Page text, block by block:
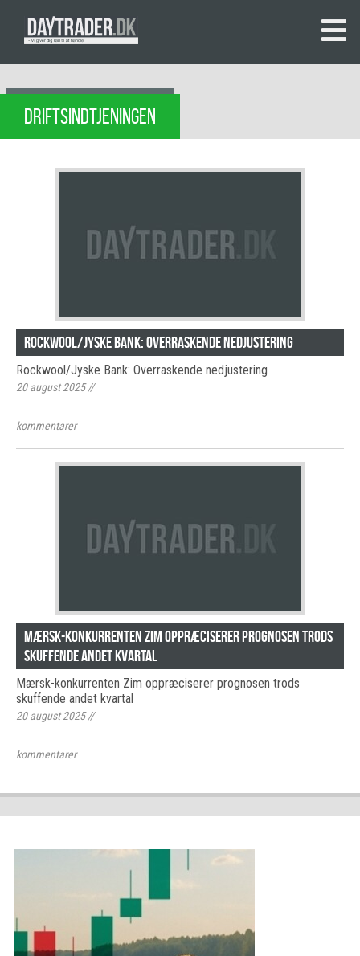
DRIFTSINDTJENINGEN
Rockwool/Jyske Bank: Overraskende nedjustering
Rockwool/Jyske Bank: Overraskende nedjustering
20 august 2025//
kommentarer
Mærsk-konkurrenten Zim oppræciserer prognosen trods
skuffende andet kvartal
Mærsk-konkurrenten Zim oppræciserer prognosen trods
skuffende andet kvartal
20 august 2025//
kommentarer